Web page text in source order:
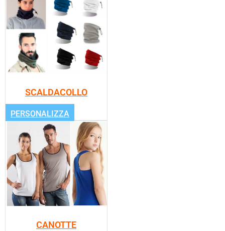
SCALDACOLLO
PERSONALIZZA
CANOTTE